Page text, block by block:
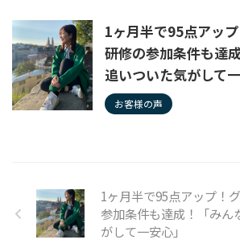
1ヶ月半で95点アッ
研修の参加条件も達
追いついた気がして一
お客様の声
1ヶ月半で95点アップ！
参加条件も達成！「みん
がして一安心」